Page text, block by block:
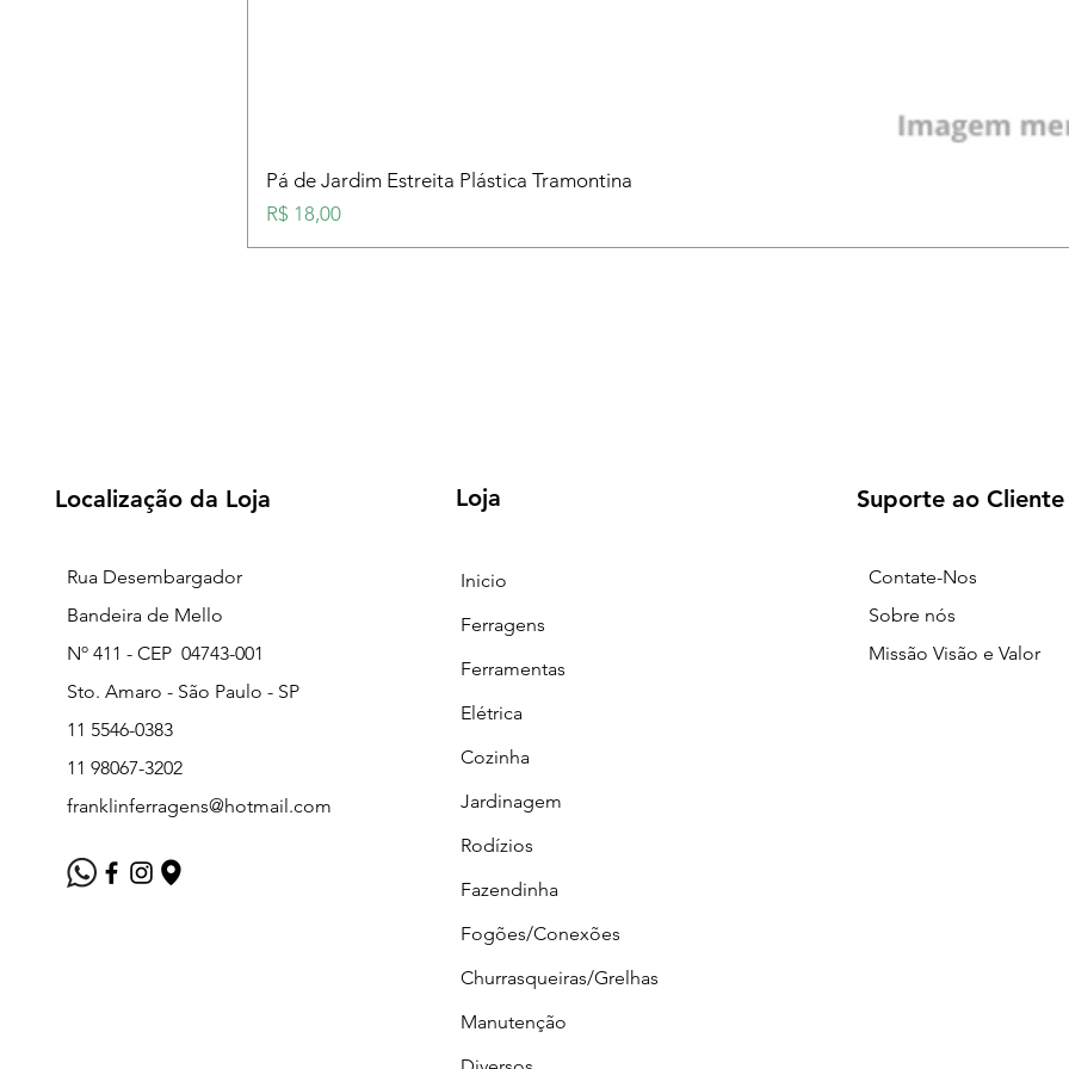
Pá de Jardim Estreita Plástica Tramontina
Preço
R$ 18,00
Localização da Loja
Rua Desembargador
Bandeira de Mello
Nº 411 - CEP 04743-001
Sto. Amaro - São Paulo - SP
11 5546-0383
11 98067-3202
franklinferragens@hotmail.com
Loja
Inicio
Ferragens
Ferramentas
Elétrica
Cozinha
Jardinagem
Rodízios
Fazendinha
Fogões/Conexões
Churrasqueiras/Grelhas
Manutenção
Suporte ao Cliente
Contate-Nos
Sobre nós
Missão Visão e Valor